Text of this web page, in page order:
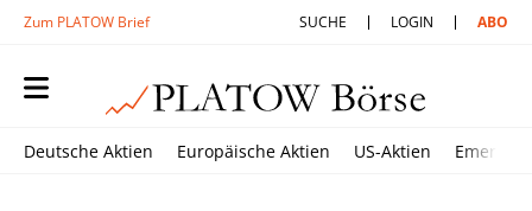
Zum PLATOW Brief SUCHE LOGIN ABO
Deutsche Aktien Europäische Aktien US-Aktien